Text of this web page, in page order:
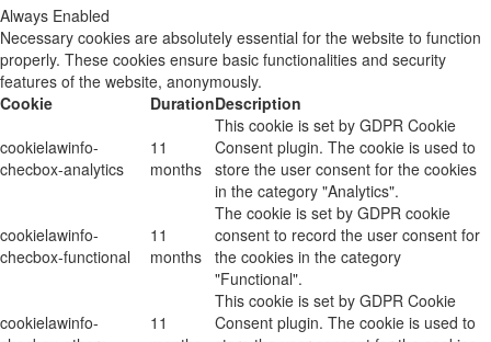
Always Enabled
Necessary cookies are absolutely essential for the website to function
properly. These cookies ensure basic functionalities and security
features of the website, anonymously.
Cookie
DurationDescription
cookielawinfo-
checbox-analytics
11
months
This cookie is set by GDPR Cookie
Consent plugin. The cookie is used to
store the user consent for the cookies
in the category "Analytics".
cookielawinfo-
checbox-functional
11
months
The cookie is set by GDPR cookie
consent to record the user consent for
the cookies in the category
"Functional".
cookielawinfo-
11
This cookie is set by GDPR Cookie
Consent plugin. The cookie is used to